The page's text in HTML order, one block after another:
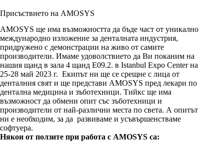
Присъствието на AMOSYS
AMOSYS ще има възможността да бъде част от уникално
международно изложение за денталната индустрия,
придружено с демонстрации на живо от самите
производители. Имаме удоволствието да Ви поканим на
нашия щанд в зала 4 щанд E09.2. в Istanbul Expo Center на
25-28 май 2023 г. Екипът ни ще се срещне с лица от
денталния свят и ще представи AMOSYS пред лекари по
дентална медицина и зъботехници. Тийкс ще има
възможност да обмени опит със зъботехници и
производители от най-различни места по света. А опитът
ни е необходим, за да развиваме и усъвършенстваме
софтуера.
Някои от ползите при работа с AMOSYS са: